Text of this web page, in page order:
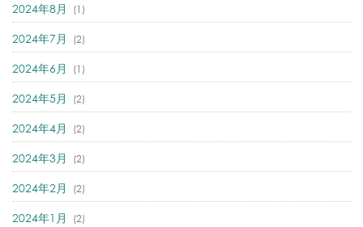
2024年8月 (1)
2024年7月 (2)
2024年6月 (1)
2024年5月 (2)
2024年4月 (2)
2024年3月 (2)
2024年2月 (2)
2024年1月 (2)